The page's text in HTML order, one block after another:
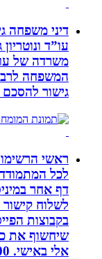
דיני משפחה גישור,
עו”ד ונוטריון
משרדה של עורכת
המשפחה לרבות:
גישור להסכם
ראשי הרשימות
לכל המתמודדים/
דף אחר
לשלוח קישור לדף
בקבוצות הפייסבוק
אלי באישי. 0526626700